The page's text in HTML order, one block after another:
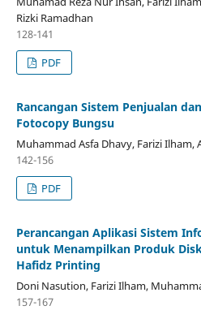
Rizki Ramadhan
128-141
PDF
Rancangan Sistem Penjualan
Fotocopy Bungsu
Muhammad Asfa Dhavy, Farizi Ilham,
142-156
PDF
Perancangan Aplikasi Sistem
untuk Menampilkan Produk
Hafidz Printing
Doni Nasution, Farizi Ilham,
157-167